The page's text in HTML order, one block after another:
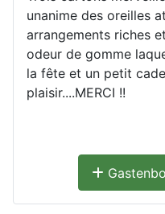
unanime des oreilles
arrangements riches
odeur de gomme
la fête et un petit
plaisir....MERCI !!